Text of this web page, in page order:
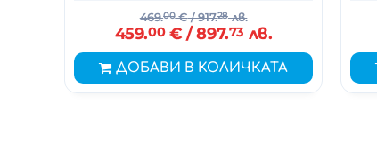
469.00€/ 917.28лв.
459.00€ / 897.73 лв.
ДОБАВИ В КОЛИЧКАТА